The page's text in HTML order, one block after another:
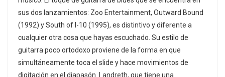
sus dos lanzamientos: Zoo Entertainment, Outward Bound
(1992) y South of I-10 (1995), es distintivo y diferente a
cualquier otra cosa que hayas escuchado. Su estilo de
guitarra poco ortodoxo proviene de la forma en que
simultáneamente toca el slide y hace movimientos de
digitación en el diapasón. Landreth, que tiene una